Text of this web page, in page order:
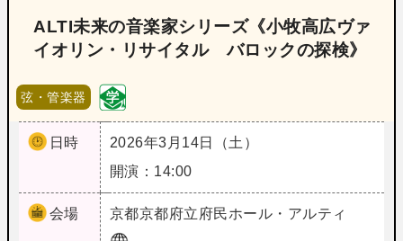
ALTI未来の音楽家シリーズ《小牧高広ヴァ
イオリン・リサイタル バロックの探検》
弦・管楽器
日時
2026年3月14日（土）
開演：14:00
会場 京都京都府立府民ホール・アルティ